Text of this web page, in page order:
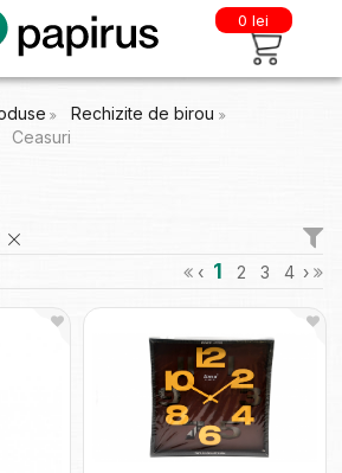
0 lei
Rechizite de birou
Ceasuri
‹ 1 2 3 4 ›